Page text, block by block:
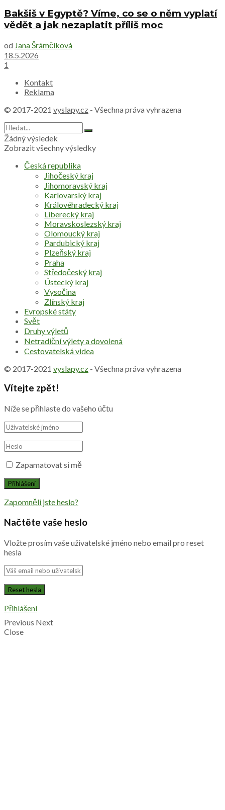
Bakšiš v Egyptě? Víme, co se o něm vyplatí
vědět a jak nezaplatit příliš moc
od Jana Šrámčíková
18.5.2026
1
Kontakt
Reklama
© 2017-2021 vyslapy.cz - Všechna práva vyhrazena
Žádný výsledek
Zobrazit všechny výsledky
Česká republika
Jihočeský kraj
Jihomoravský kraj
Karlovarský kraj
Královéhradecký kraj
Liberecký kraj
Moravskoslezský kraj
Olomoucký kraj
Pardubický kraj
Plzeňský kraj
Praha
Středočeský kraj
Ústecký kraj
Vysočina
Zlínský kraj
Evropské státy
Svět
Druhy výletů
Netradiční výlety a dovolená
Cestovatelská videa
© 2017-2021 vyslapy.cz - Všechna práva vyhrazena
Vítejte zpět!
Níže se přihlaste do vašeho účtu
Zapamatovat si mě
Zapomněli jste heslo?
Načtěte vaše heslo
Vložte prosím vaše uživatelské jméno nebo email pro reset
hesla
Přihlášení
Previous Next
Close